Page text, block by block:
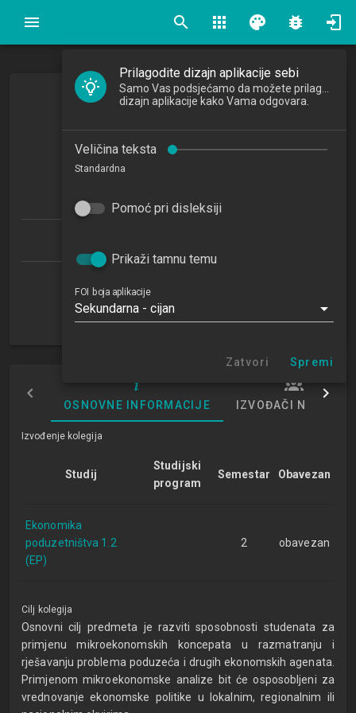
search apps palette bug_report
Mikroekonomija
Microeconomics
2024/2025
NN
OSNOVNE INFORMACIJE IZVOĐAČI NASTAVE
Izvođenje kolegija
Studij
Studijski
program
Semestar Obavezan
Ekonomika
poduzetništva 1.2
(EP)
2 obavezan
Cilj kolegija
Osnovni cilj predmeta je razviti sposobnosti studenata za
primjenu mikroekonomskih koncepata u razmatranju i
rješavanju problema poduzeća i drugih ekonomskih agenata.
Primjenom mikroekonomske analize bit će osposobljeni za
vrednovanje ekonomske politike u lokalnim, regionalnim ili
Prilagodite dizajn aplikacije sebi
dizajn aplikacije kako Vama odgovara.
Veličina teksta
Standardna
Pomoć pri disleksiji
Prikaži tamnu temu
FOI boja aplikacije
Sekundarna - cijan
Zatvori Spremi